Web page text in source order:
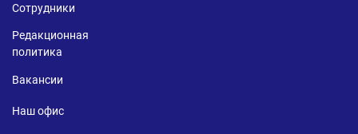
Сотрудники
Редакционная
политика
Вакансии
Наш офис